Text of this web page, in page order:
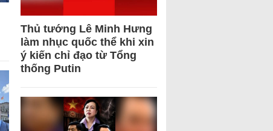
Thủ tướng Lê Minh Hưng
làm nhục quốc thể khi xin
ý kiến chỉ đạo từ Tổng
thống Putin